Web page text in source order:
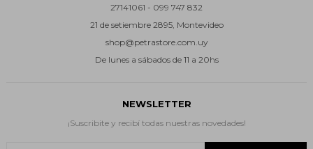
27141061 - 099 747 832
21 de setiembre 2895, Montevideo
shop@petrastore.com.uy
De lunes a sábados de 11 a 20hs
NEWSLETTER
¡Suscribite y recibí todas nuestras novedades!